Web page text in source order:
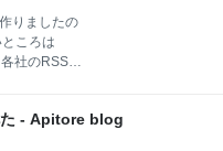
入手いただ
的とし、
めて参りま
ットは、プ
りましたの
ころは
社のRSSフ
もしろい
介です。
- Apitore blog